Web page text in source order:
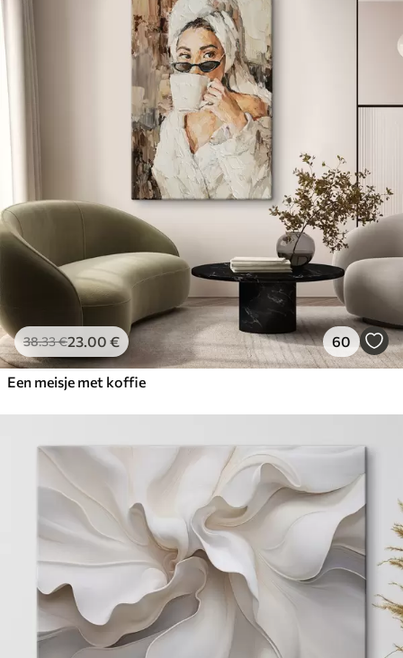
38.33€23.00 € 60
Een meisje met koffie